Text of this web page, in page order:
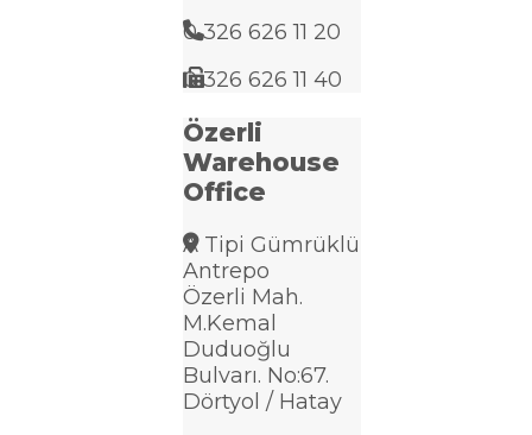
0 326 626 11 20
0 326 626 11 40
Özerli
Warehouse
Office
A Tipi Gümrüklü
Antrepo
Özerli Mah.
M.Kemal
Duduoğlu
Bulvarı. No:67.
Dörtyol / Hatay